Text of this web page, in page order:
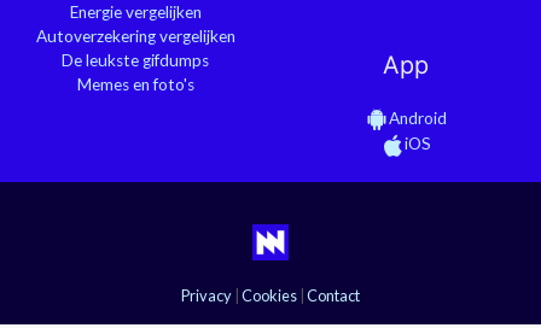
Energie vergelijken
Autoverzekering vergelijken
De leukste gifdumps
Memes en foto's
App
Android
iOS
Privacy Cookies Contact